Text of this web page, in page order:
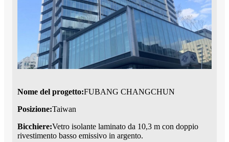
Nome del progetto:FUBANG CHANGCHUN
Posizione:Taiwan
Bicchiere:Vetro isolante laminato da 10,3 m con doppio
rivestimento basso emissivo in argento.